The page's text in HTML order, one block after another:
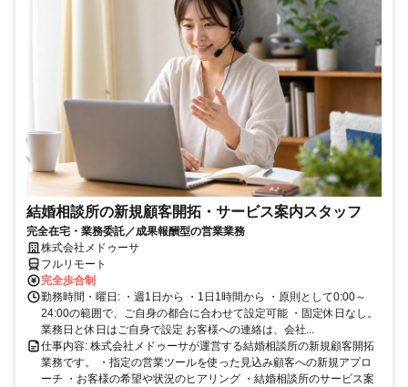
結婚相談所の新規顧客開拓・サービス案内スタッフ
完全在宅・業務委託／成果報酬型の営業業務
株式会社メドゥーサ
フルリモート
完全歩合制
勤務時間・曜日: ・週1日から ・1日1時間から ・原則として0:00～
24:00の範囲で、ご自身の都合に合わせて設定可能 ・固定休日なし。
業務日と休日はご自身で設定 お客様への連絡は、会社...
仕事内容: 株式会社メドゥーサが運営する結婚相談所の新規顧客開拓
業務です。 ・指定の営業ツールを使った見込み顧客への新規アプロ
ーチ ・お客様の希望や状況のヒアリング ・結婚相談所のサービス案